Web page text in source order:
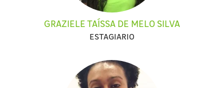
GRAZIELE TAÍSSA DE MELO SILVA
ESTAGIARIO